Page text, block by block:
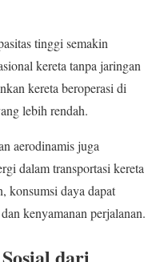
tinggi semakin
kereta tanpa jaringan
kereta beroperasi di
lebih rendah.
aerodinamis juga
dalam transportasi kereta
konsumsi daya dapat
kenyamanan perjalanan.